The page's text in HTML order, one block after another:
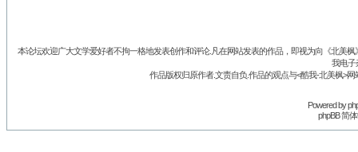
本论坛欢迎广大文学爱好者不拘一格地发表创作和评论.凡在网站发表的作品，即视为向《北美
我电子
作品版权归原作者.文责自负.作品的观点与<酷我-北美枫>
Powered by
phpBB 简